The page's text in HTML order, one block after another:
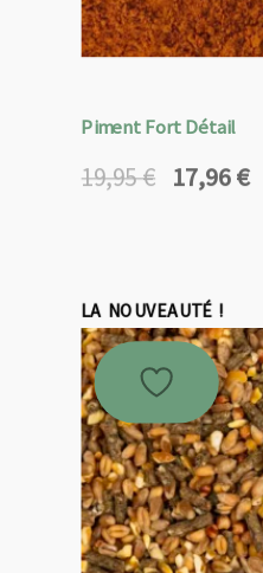
Piment Fort Détail
19,95€
Le
19,95 €.
17,96€
Le
17,96 €.
LA NOUVEAUTÉ !